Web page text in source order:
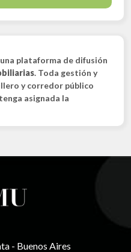
plataforma de difusión
. Toda gestión y
y corredor público
asignada la
- Buenos Aires